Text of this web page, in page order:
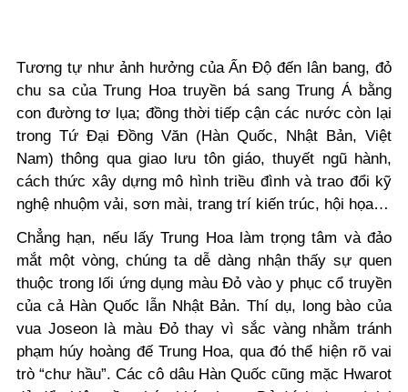
Tương tự như ảnh hưởng của Ấn Độ đến lân bang, đỏ
chu sa của Trung Hoa truyền bá sang Trung Á bằng
con đường tơ lụa; đồng thời tiếp cận các nước còn lại
trong Tứ Đại Đồng Văn (Hàn Quốc, Nhật Bản, Việt
Nam) thông qua giao lưu tôn giáo, thuyết ngũ hành,
cách thức xây dựng mô hình triều đình và trao đổi kỹ
nghệ nhuộm vải, sơn mài, trang trí kiến trúc, hội họa…
Chẳng hạn, nếu lấy Trung Hoa làm trọng tâm và đảo
mắt một vòng, chúng ta dễ dàng nhận thấy sự quen
thuộc trong lối ứng dụng màu Đỏ vào y phục cổ truyền
của cả Hàn Quốc lẫn Nhật Bản. Thí dụ, long bào của
vua Joseon là màu Đỏ thay vì sắc vàng nhằm tránh
phạm húy hoàng đế Trung Hoa, qua đó thể hiện rõ vai
trò “chư hầu”. Các cô dâu Hàn Quốc cũng mặc Hwarot